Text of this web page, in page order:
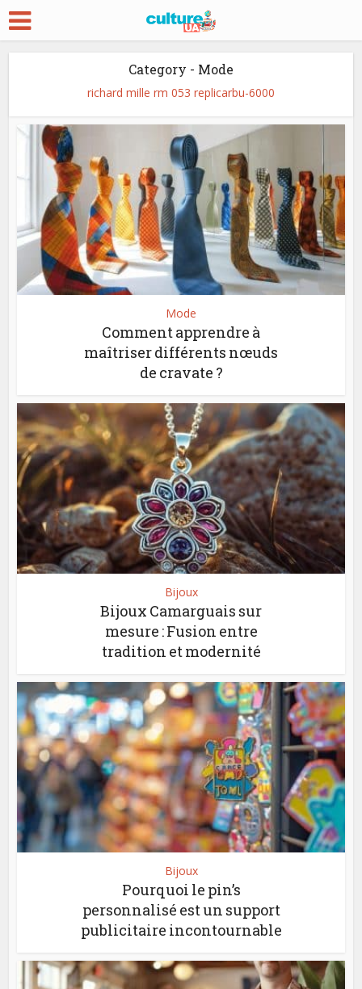
Category - Mode
richard mille rm 053 replicarbu-6000
Mode
Comment apprendre à
maîtriser différents nœuds
de cravate ?
Bijoux
Bijoux Camarguais sur
mesure : Fusion entre
tradition et modernité
Bijoux
Pourquoi le pin’s
personnalisé est un support
publicitaire incontournable